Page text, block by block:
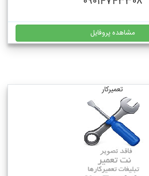
مشاهده پروفایل
تعمیرکار